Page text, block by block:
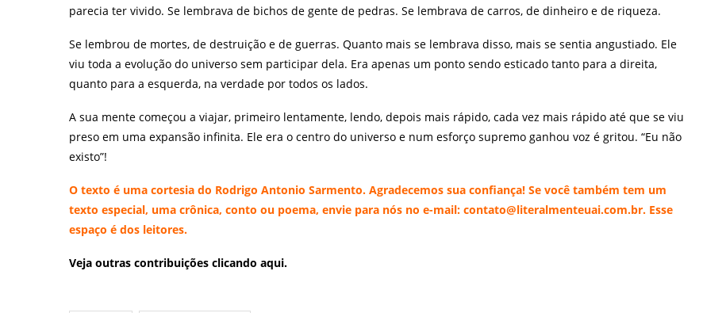
parecia ter vivido. Se lembrava de bichos de gente de pedras. Se lembrava de carros, de dinheiro e de riqueza.
Se lembrou de mortes, de destruição e de guerras. Quanto mais se lembrava disso, mais se sentia angustiado. Ele
viu toda a evolução do universo sem participar dela. Era apenas um ponto sendo esticado tanto para a direita,
quanto para a esquerda, na verdade por todos os lados.
A sua mente começou a viajar, primeiro lentamente, lendo, depois mais rápido, cada vez mais rápido até que se viu
preso em uma expansão infinita. Ele era o centro do universo e num esforço supremo ganhou voz é gritou. “Eu não
existo”!
O texto é uma cortesia do Rodrigo Antonio Sarmento. Agradecemos sua confiança! Se você também tem um
texto especial, uma crônica, conto ou poema, envie para nós no e-mail: contato@literalmenteuai.com.br. Esse
espaço é dos leitores.
Veja outras contribuições clicando aqui.